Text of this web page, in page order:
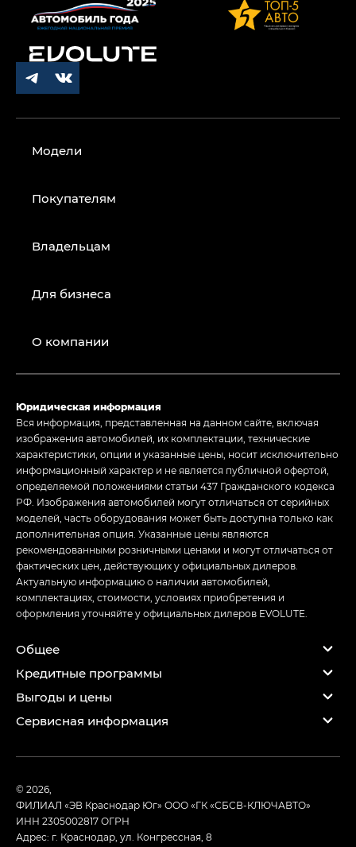
Модели
Покупателям
Владельцам
Для бизнеса
О компании
Юридическая информация
Вся информация, представленная на данном сайте, включая
изображения автомобилей, их комплектации, технические
характеристики, опции и указанные цены, носит исключительно
информационный характер и не является публичной офертой,
определяемой положениями статьи 437 Гражданского кодекса
РФ. Изображения автомобилей могут отличаться от серийных
моделей, часть оборудования может быть доступна только как
дополнительная опция. Указанные цены являются
рекомендованными розничными ценами и могут отличаться от
фактических цен, действующих у официальных дилеров.
Актуальную информацию о наличии автомобилей,
комплектациях, стоимости, условиях приобретения и
оформления уточняйте у официальных дилеров EVOLUTE.
Общее
Кредитные программы
Выгоды и цены
Сервисная информация
© 2026,
ФИЛИАЛ «ЭВ Краснодар Юг» ООО «ГК «СБСВ-КЛЮЧАВТО»
ИНН 2305002817ОГРН
Адрес: г. Краснодар, ул. Конгрессная, 8